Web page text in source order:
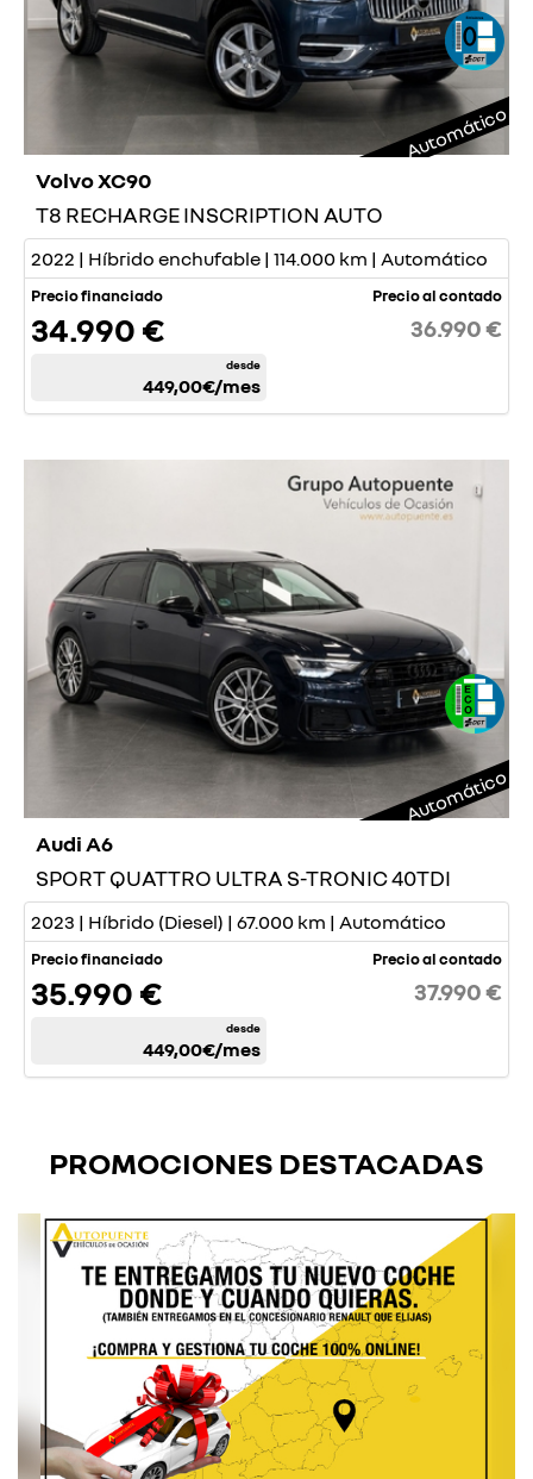
Automático
Volvo XC90
T8 RECHARGE INSCRIPTION AUTO
2022 | Híbrido enchufable | 114.000 km | Automático
Precio financiado
34.990 €
desde
449,00€/mes
Precio al contado
36.990 €
Automático
Audi A6
SPORT QUATTRO ULTRA S-TRONIC 40TDI
2023 | Híbrido (Diesel) | 67.000 km | Automático
Precio financiado
35.990 €
desde
449,00€/mes
Precio al contado
37.990 €
PROMOCIONES DESTACADAS